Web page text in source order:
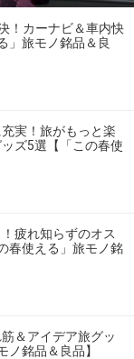
！カーナビ＆車内快
」旅モノ銘品＆良
実！旅がもっと楽
ズ5選【「この春使
疲れ知らずのオス
春使える」旅モノ銘
＆アイデア旅グッ
ノ銘品＆良品】